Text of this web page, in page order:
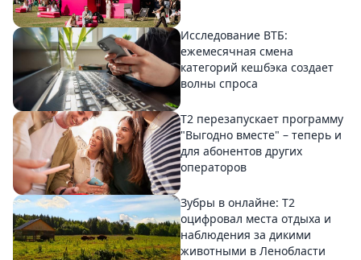
Исследование ВТБ:
ежемесячная смена
категорий кешбэка создает
волны спроса
Т2 перезапускает программу
"Выгодно вместе" – теперь и
для абонентов других
операторов
Зубры в онлайне: Т2
оцифровал места отдыха и
наблюдения за дикими
животными в Ленобласти